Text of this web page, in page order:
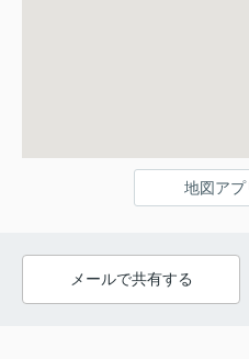
地図アプ
メールで共有する